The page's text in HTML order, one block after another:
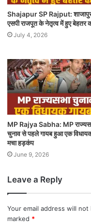
Shajapur SP Rajput:
एसपी राजपूत के नेतृत्व में हुए बेहतर
July 4, 2026
MP Rajya Sabha: MP
चुनाव से पहले गायब हुआ एक
मचा हड़कंप
June 9, 2026
Leave a Reply
Your email address will not
marked *